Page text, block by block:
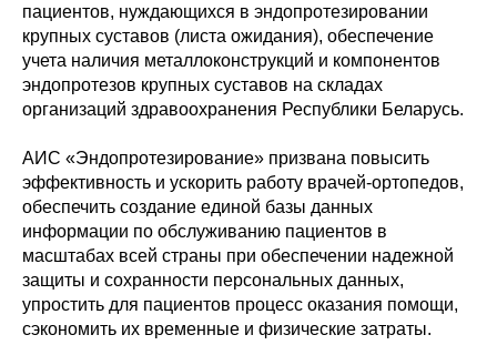
пациентов, нуждающихся в эндопротезировании
крупных суставов (листа ожидания), обеспечение
учета наличия металлоконструкций и компонентов
эндопротезов крупных суставов на складах
организаций здравоохранения Республики Беларусь.
АИС «Эндопротезирование» призвана повысить
эффективность и ускорить работу врачей-ортопедов,
обеспечить создание единой базы данных
информации по обслуживанию пациентов в
масштабах всей страны при обеспечении надежной
защиты и сохранности персональных данных,
упростить для пациентов процесс оказания помощи,
сэкономить их временные и физические затраты.